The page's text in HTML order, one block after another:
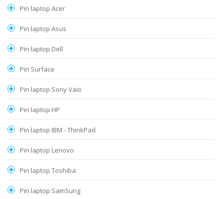
Pin laptop Acer
Pin laptop Asus
Pin laptop Dell
Pin Surface
Pin laptop Sony Vaio
Pin laptop HP
Pin laptop IBM - ThinkPad
Pin laptop Lenovo
Pin laptop Toshiba
Pin laptop SamSung